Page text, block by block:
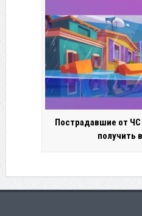
Пострадавшие от ЧС
получить